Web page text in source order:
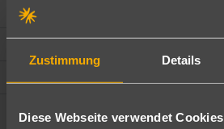
Zustimmung Details
Diese Webseite verwendet Cookies
Bewertungen